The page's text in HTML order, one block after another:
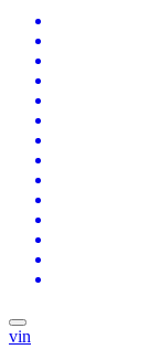
vin